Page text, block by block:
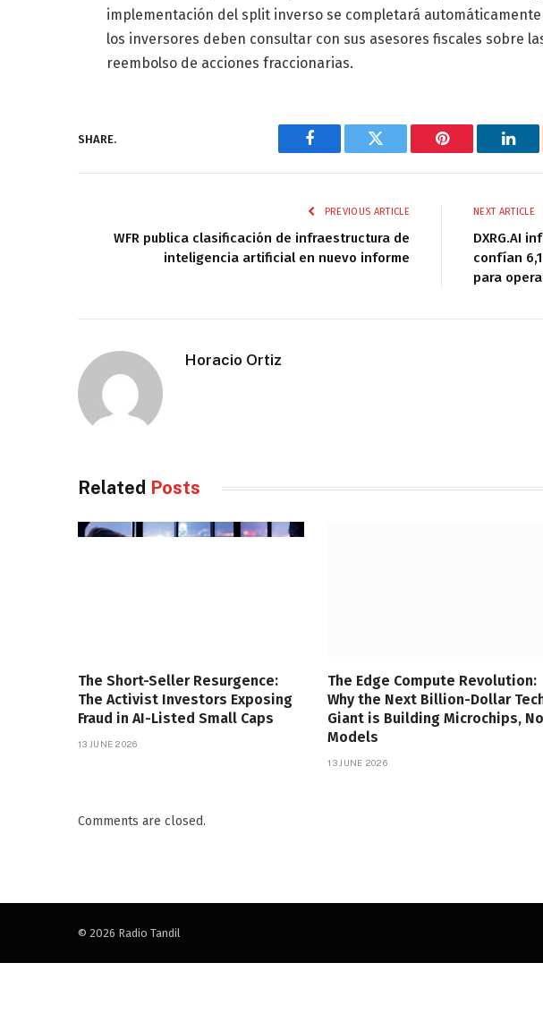
implementación del split inverso se completará automáticamente
los inversores deben consultar con sus asesores fiscales sobre
reembolso de acciones fraccionarias.
SHARE.
Facebook Twitter Pinterest
PREVIOUS ARTICLE
WFR publica clasificación de infraestructura de
inteligencia artificial en nuevo informe
NEXT ARTICLE
DXRG.AI
confían
para
Horacio Ortiz
Related Posts
The Short-Seller Resurgence:
The Activist Investors Exposing
Fraud in AI-Listed Small Caps
13 JUNE 2026
The Edge Compute Revolution:
Why the Next Billion-Dollar
Giant is Building Microchips,
Models
13 JUNE 2026
Comments are closed.
© 2026 Radio Tandil